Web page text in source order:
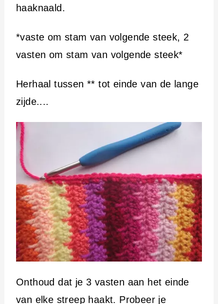
haaknaald.
*vaste om stam van volgende steek, 2
vasten om stam van volgende steek*
Herhaal tussen ** tot einde van de lange
zijde....
Onthoud dat je 3 vasten aan het einde
van elke streep haakt. Probeer je